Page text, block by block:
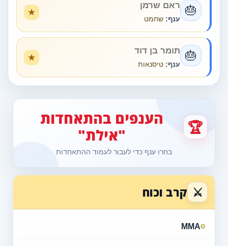
🎂 ראם שרמן
ענף: שחמט
🎂 תומר בן דוד
ענף: טיסנאות
🏆
הענפים בהתאחדות
"אילת"
בחרו ענף כדי לעבור לעמוד ההתאחדות
⚔ קרב וכוח
MMA